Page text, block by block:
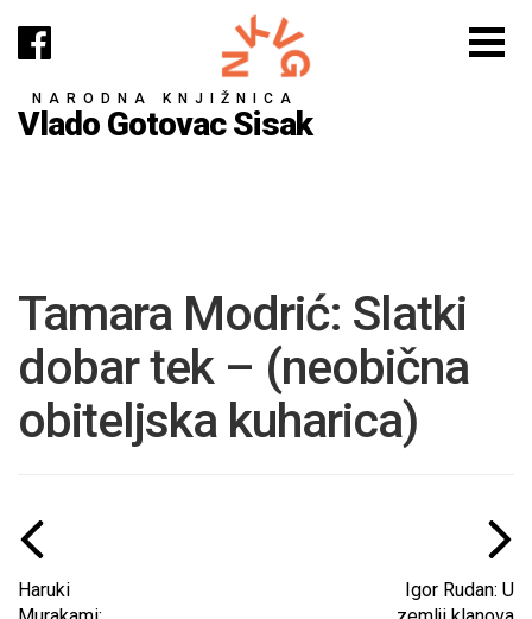
NARODNA KNJIŽNICA
Vlado Gotovac Sisak
Tamara Modrić: Slatki
dobar tek – (neobična
obiteljska kuharica)
Haruki
Igor Rudan: U